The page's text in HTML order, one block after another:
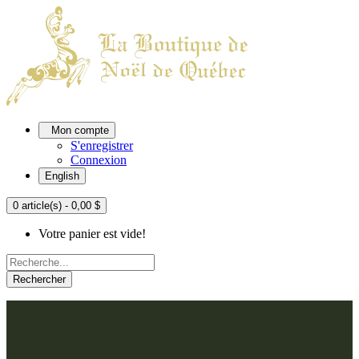
Mon compte
S'enregistrer
Connexion
English
0 article(s) - 0,00 $
Votre panier est vide!
Rechercher